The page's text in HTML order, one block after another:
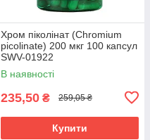
Хром піколінат (Chromium
picolinate) 200 мкг 100 капсул
SWV-01922
В наявності
235,50 ₴ 259,05 ₴
Купити